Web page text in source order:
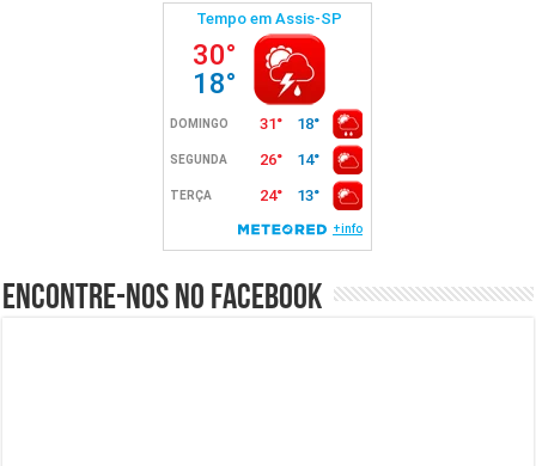
Encontre-nos no Facebook